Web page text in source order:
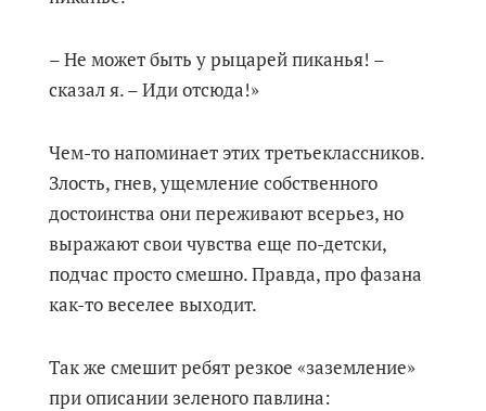
– Не может быть у рыцарей пиканья! –
сказал я. – Иди отсюда!»
Чем-то напоминает этих третьеклассников.
Злость, гнев, ущемление собственного
достоинства они переживают всерьез, но
выражают свои чувства еще по-детски,
подчас просто смешно. Правда, про фазана
как-то веселее выходит.
Так же смешит ребят резкое «заземление»
при описании зеленого павлина: